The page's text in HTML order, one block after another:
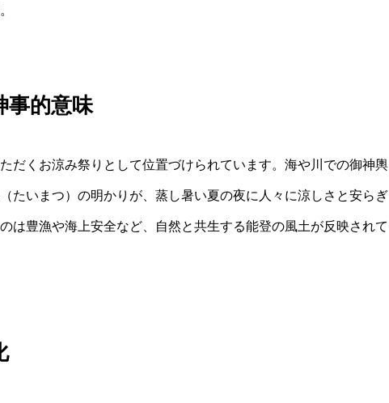
事的意味
だくお涼み祭りとして位置づけられています。海や川での御神輿
たいまつ）の明かりが、蒸し暑い夏の夜に人々に涼しさと安らぎ
は豊漁や海上安全など、自然と共生する能登の風土が反映されて